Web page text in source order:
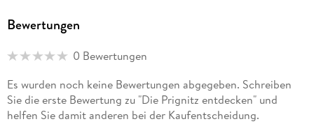
Bewertungen
0 Bewertungen
Es wurden noch keine Bewertungen abgegeben. Schreiben
Sie die erste Bewertung zu "Die Prignitz entdecken" und
helfen Sie damit anderen bei der Kaufentscheidung.